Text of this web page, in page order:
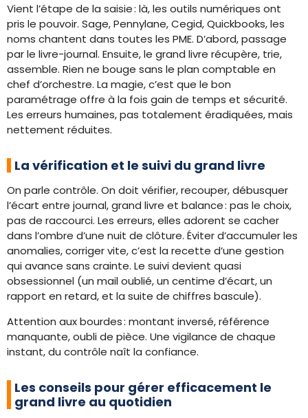
Vient l’étape de la saisie : là, les outils numériques ont
pris le pouvoir. Sage, Pennylane, Cegid, Quickbooks, les
noms chantent dans toutes les PME. D’abord, passage
par le livre-journal. Ensuite, le grand livre récupère, trie,
assemble. Rien ne bouge sans le plan comptable en
chef d’orchestre. La magie, c’est que le bon
paramétrage offre à la fois gain de temps et sécurité.
Les erreurs humaines, pas totalement éradiquées, mais
nettement réduites.
La vérification et le suivi du grand livre
On parle contrôle. On doit vérifier, recouper, débusquer
l’écart entre journal, grand livre et balance : pas le choix,
pas de raccourci. Les erreurs, elles adorent se cacher
dans l’ombre d’une nuit de clôture. Éviter d’accumuler les
anomalies, corriger vite, c’est la recette d’une gestion
qui avance sans crainte. Le suivi devient quasi
obsessionnel (un mail oublié, un centime d’écart, un
rapport en retard, et la suite de chiffres bascule).
Attention aux bourdes : montant inversé, référence
manquante, oubli de pièce. Une vigilance de chaque
instant, du contrôle naît la confiance.
Les conseils pour gérer efficacement le
grand livre au quotidien